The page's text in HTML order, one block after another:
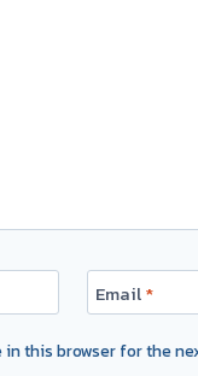
Email*
in this browser for the